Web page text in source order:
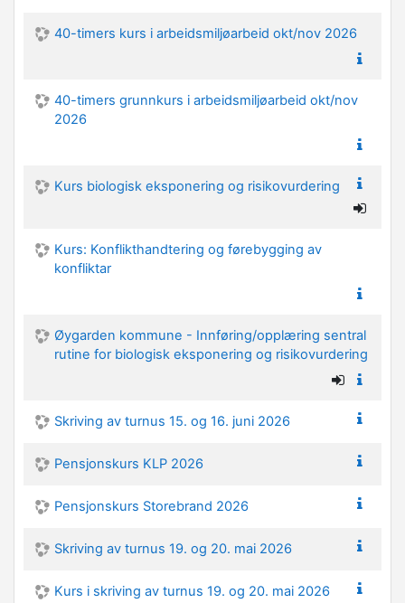
40-timers kurs i arbeidsmiljøarbeid okt/nov 2026
40-timers grunnkurs i arbeidsmiljøarbeid okt/nov
2026
Kurs biologisk eksponering og risikovurdering
Kurs: Konflikthandtering og førebygging av
konfliktar
Øygarden kommune - Innføring/opplæring sentral
rutine for biologisk eksponering og risikovurdering
Skriving av turnus 15. og 16. juni 2026
Pensjonskurs KLP 2026
Pensjonskurs Storebrand 2026
Skriving av turnus 19. og 20. mai 2026
Kurs i skriving av turnus 19. og 20. mai 2026